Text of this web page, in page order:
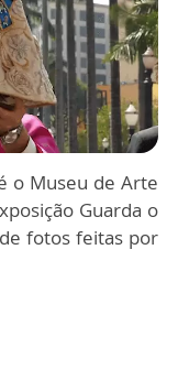
o Museu de Arte
Guarda o
fotos feitas por